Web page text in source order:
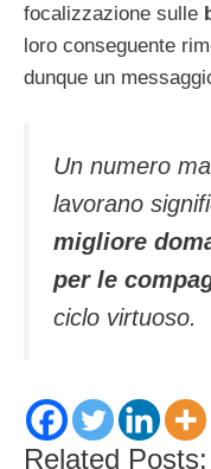
focalizzazione sulle
loro conseguente
dunque un
Un numero
lavorano
migliore
per le
ciclo virtuoso.
Related Posts: